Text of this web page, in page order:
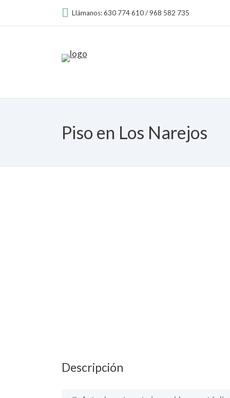
Llámanos: 630 774 610 / 968 582 735
Piso en Los Narejos
Descripción